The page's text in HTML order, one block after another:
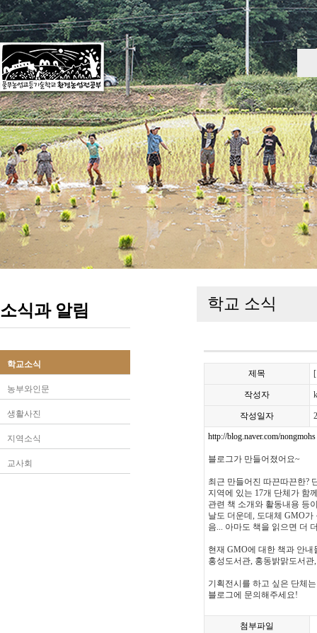
소식과 알림
학교소식
농부와인문
생활사진
지역소식
교사회
학교 소식
제목
작성자
작성일자
http://blog.naver.com/nongmohs
블로그가 만들어졌어요~
최근 만들어진 따끈따끈한?
지역에 있는 17개 단체가 함
관련 책 소개와 활동내용 등
날도 더운데, 도대체 GMO가
음... 아마도 책을 읽으면 더
현재 GMO에 대한 책과 안
홍성도서관, 홍동밝맑도서
기획전시를 하고 싶은 단체
블로그에 문의해주세요!
첨부파일